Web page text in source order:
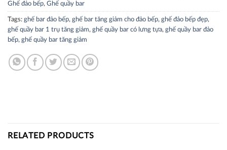
Ghế đảo bếp, Ghế quầy bar
Tags: ghế bar đảo bếp, ghế bar tăng giảm cho đảo bếp, ghế đảo bếp đẹp,
ghế quầy bar 1 trụ tăng giảm, ghế quầy bar có lưng tựa, ghế quầy bar đảo
bếp, ghế quầy bar tăng giảm
RELATED PRODUCTS